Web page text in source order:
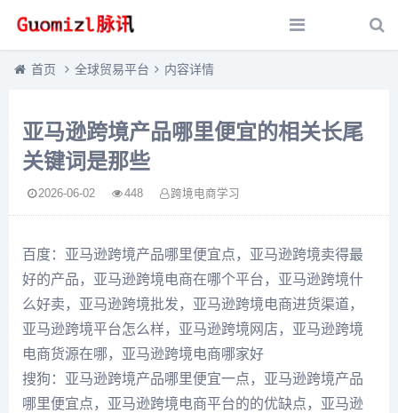
首页 全球贸易平台 内容详情
亚马逊跨境产品哪里便宜的相关长尾
关键词是那些
2026-06-02 448 跨境电商学习
百度：亚马逊跨境产品哪里便宜点，亚马逊跨境卖得最
好的产品，亚马逊跨境电商在哪个平台，亚马逊跨境什
么好卖，亚马逊跨境批发，亚马逊跨境电商进货渠道，
亚马逊跨境平台怎么样，亚马逊跨境网店，亚马逊跨境
电商货源在哪，亚马逊跨境电商哪家好
搜狗：亚马逊跨境产品哪里便宜一点，亚马逊跨境产品
哪里便宜点，亚马逊跨境电商平台的的优缺点，亚马逊